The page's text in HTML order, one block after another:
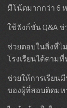
มีโน้ตมากกว่า 6
ใช้ฟังก์ชั่น Q&A
ช่วยตอบในสิ่งที่ไ
โรงเรียนได้ตามที่
ช่วยให้การเรียน
ของผู้ที่สอบติดมห